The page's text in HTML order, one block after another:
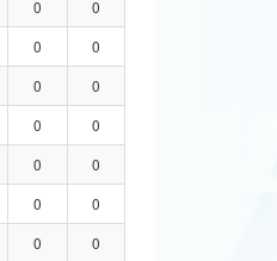
0
0
0
0
0
0
0
0
0
0
0
0
0
0